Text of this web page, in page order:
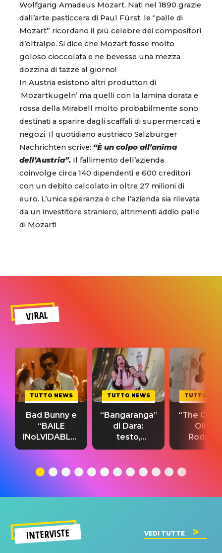
Wolfgang Amadeus Mozart. Nati nel 1890 grazie
dall’arte pasticcera di Paul Fürst, le “palle di
Mozart” ricordano il più celebre dei compositori
d’oltralpe. Si dice che Mozart fosse molto
goloso cioccolata e ne bevesse una mezza
dozzina di tazze al giorno!
In Austria esistono altri produttori di
‘Mozartkugeln’ ma quelli con la lamina dorata e
rossa della Mirabell molto probabilmente sono
destinati a sparire dagli scaffali di supermercati e
negozi. Il quotidiano austriaco Salzburger
Nachrichten scrive: “È un colpo all’anima
dell’Austria”. Il fallimento dell’azienda
coinvolge circa 140 dipendenti e 600 creditori
con un debito calcolato in oltre 27 milioni di
euro. L’unica speranza è che l’azienda sia rilevata
da un investitore straniero, altrimenti addio palle
di Mozart!
VIRAL
TUTTO NEWS
Bad Bunny e
“BAILE
INoLVIDABLE”:
testo,
significato
TUTTO NEWS
“Bangaranga”
di Dara:
testo,
traduzione e
del singolo
TUTTO
“The
Olivia
testo,
INTERVISTE VEDI TUTTE